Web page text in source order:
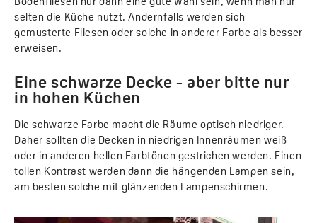
Bodenfliesen nur dann eine gute Wahl sein, wenn man nur
selten die Küche nutzt. Andernfalls werden sich
gemusterte Fliesen oder solche in anderer Farbe als besser
erweisen.
Eine schwarze Decke - aber bitte nur
in hohen Küchen
Die schwarze Farbe macht die Räume optisch niedriger.
Daher sollten die Decken in niedrigen Innenräumen weiß
oder in anderen hellen Farbtönen gestrichen werden. Einen
tollen Kontrast werden dann die hängenden Lampen sein,
am besten solche mit glänzenden Lampenschirmen.